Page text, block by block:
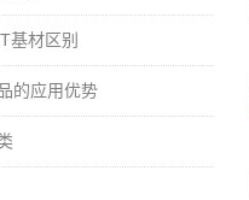
基材区别
的应用优势